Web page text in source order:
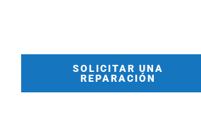
SOLICITAR UNA
REPARACIÓN